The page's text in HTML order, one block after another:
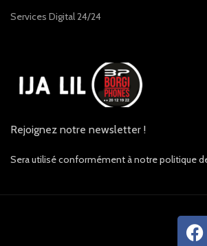
Services Digital 24/24
Rejoignez notre newsletter !
Sera utilisé conformément à notre politique